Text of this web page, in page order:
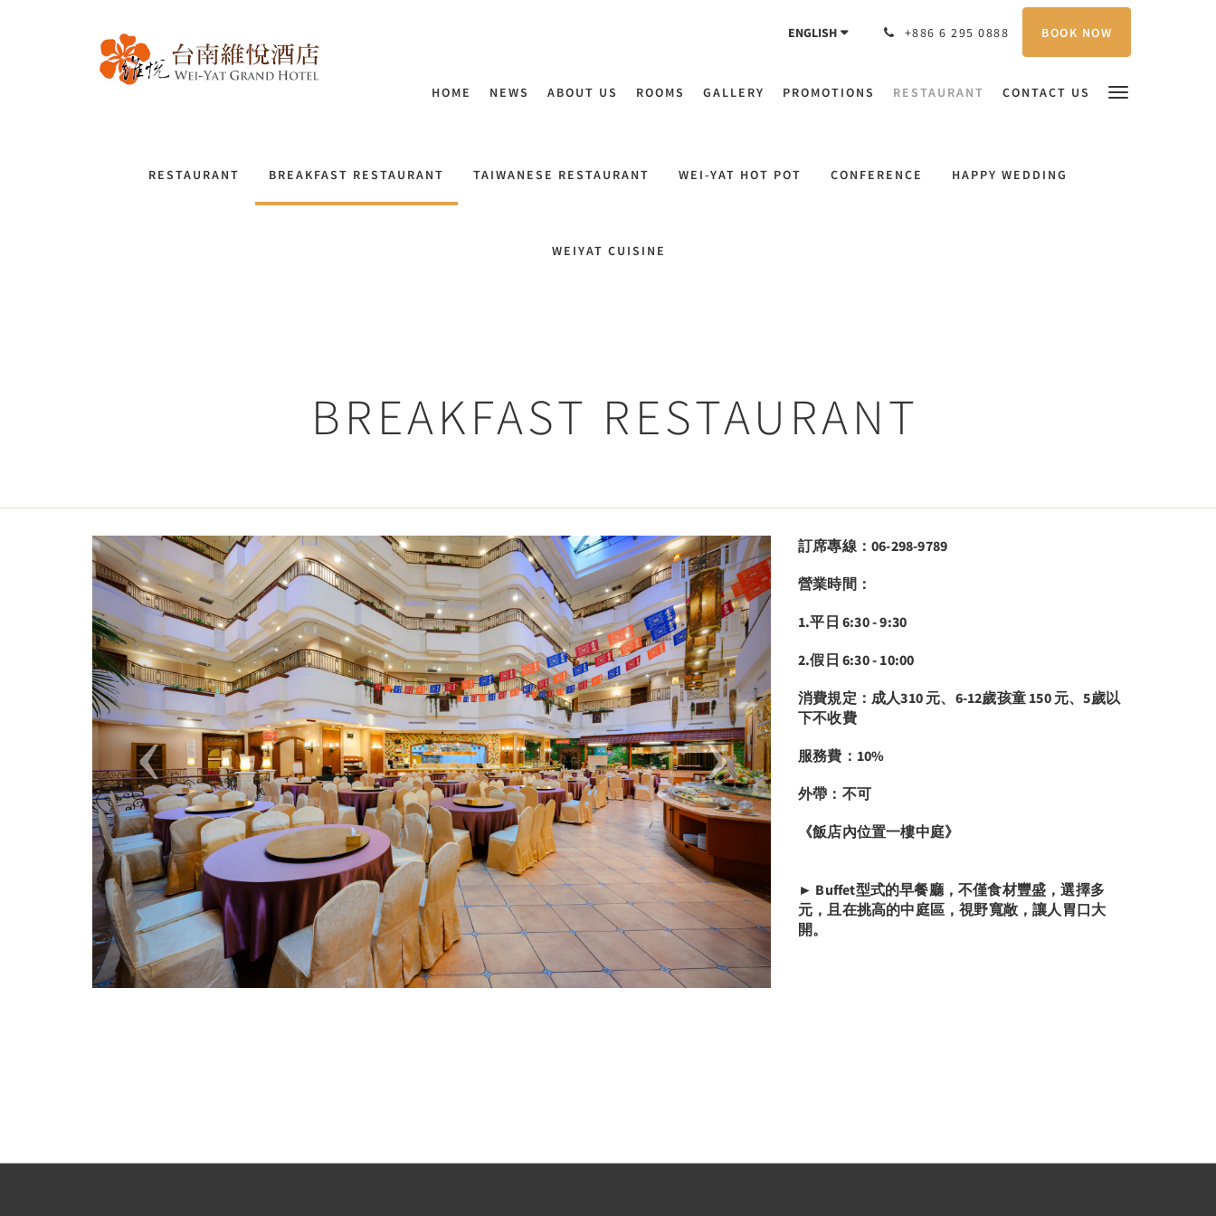
ENGLISH +886 6 295 0888 BOOK NOW
HOME NEWS ABOUT US ROOMS GALLERY PROMOTIONS RESTAURANT CONTACT US
RESTAURANT BREAKFAST RESTAURANT TAIWANESE RESTAURANT WEI-YAT HOT POT CONFERENCE HAPPY WEDDING
WEIYAT CUISINE
BREAKFAST RESTAURANT
Previous Next 訂席專線： 06-298-9789
營業時間：
1.平日 6:30 - 9:30
2.假日 6:30 - 10:00
消費規定：成人310 元、6-12歲孩童 150 元、5歲以
下不收費
服務費：10%
外帶：不可
《飯店內位置一樓中庭》
► Buffet型式的早餐廳，不僅食材豐盛，選擇多
元，且在挑高的中庭區，視野寬敞，讓人胃口大
開。